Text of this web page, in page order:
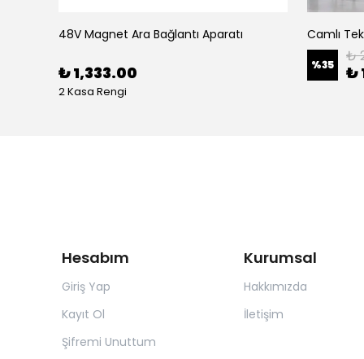
48V Magnet Ara Bağlantı Aparatı
₺ 1,333.00
2 Kasa Rengi
Camlı
%35 ₺
₺
Hesabım
Giriş Yap
Kayıt Ol
Şifremi Unuttum
Kurumsal
Hakkımızda
İletişim